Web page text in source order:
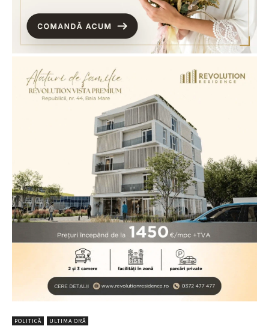
POLITICĂ ULTIMA ORĂ